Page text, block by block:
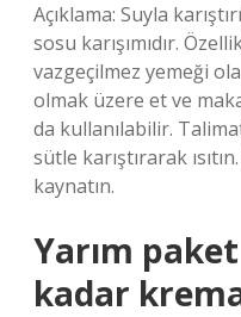
Açıklama: Suyla
sosu karışımıdır.
vazgeçilmez yemeği
olmak üzere et ve
da kullanılabilir.
sütle karıştırarak
kaynatın.
Yarım
kadar